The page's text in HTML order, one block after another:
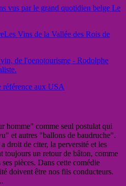
vus par le grand quotidien belge Le
Les Vins de la Vallée des Rois de
de l'oenotourisme - Rodolphe
référence aux USA
homme" comme seul postulat qui
et autres "ballons de baudruche".
droit de citer, la perversité et les
toujours un retour de bâton, comme
pièces. Dans cette comédie
doivent être nos fils conducteurs.